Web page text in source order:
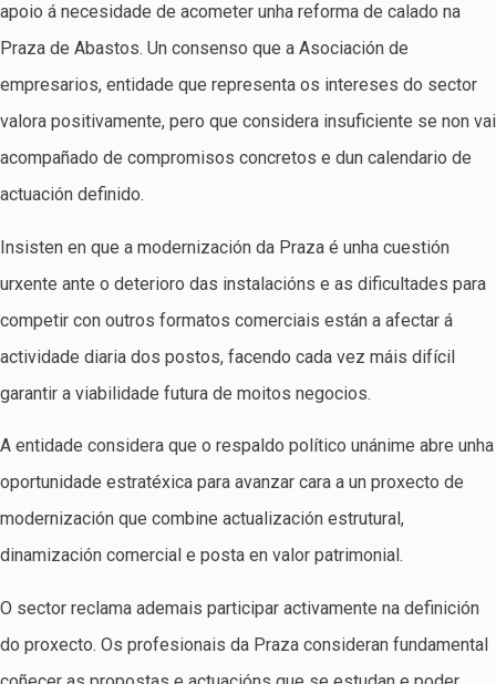
apoio á necesidade de acometer unha reforma de calado na
Praza de Abastos. Un consenso que a Asociación de
empresarios, entidade que representa os intereses do sector
valora positivamente, pero que considera insuficiente se non vai
acompañado de compromisos concretos e dun calendario de
actuación definido.
Insisten en que a modernización da Praza é unha cuestión
urxente ante o deterioro das instalacións e as dificultades para
competir con outros formatos comerciais están a afectar á
actividade diaria dos postos, facendo cada vez máis difícil
garantir a viabilidade futura de moitos negocios.
A entidade considera que o respaldo político unánime abre unha
oportunidade estratéxica para avanzar cara a un proxecto de
modernización que combine actualización estrutural,
dinamización comercial e posta en valor patrimonial.
O sector reclama ademais participar activamente na definición
do proxecto. Os profesionais da Praza consideran fundamental